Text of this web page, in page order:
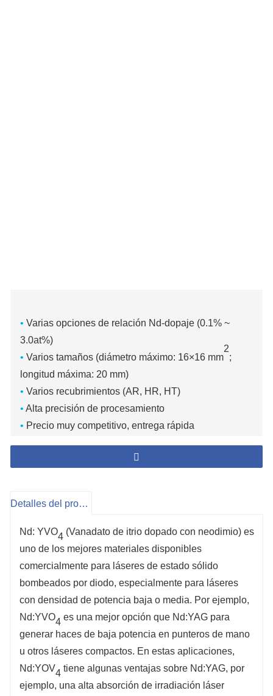
• Varias opciones de relación Nd-dopaje (0.1% ~
3.0at%)
• Varios tamaños (diámetro máximo: 16×16 mm
2
;
longitud máxima: 20 mm)
• Varios recubrimientos (AR, HR, HT)
• Alta precisión de procesamiento
• Precio muy competitivo, entrega rápida
Detalles del producto
Nd: YVO4 (Vanadato de itrio dopado con neodimio) es
uno de los mejores materiales disponibles
comercialmente para láseres de estado sólido
bombeados por diodo, especialmente para láseres
con densidad de potencia baja o media. Por ejemplo,
Nd:YVO4 es una mejor opción que Nd:YAG para
generar haces de baja potencia en punteros de mano
u otros láseres compactos. En estas aplicaciones,
Nd:YOV4 tiene algunas ventajas sobre Nd:YAG, por
ejemplo, una alta absorción de irradiación láser